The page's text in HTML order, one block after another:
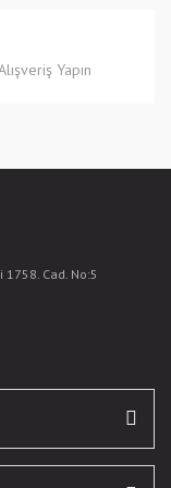
Yapın
Cad. No:5